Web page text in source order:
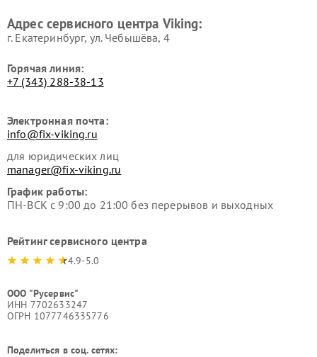
Адрес сервисного центра Viking:
г. Екатеринбург, ул. Чебышёва, 4
Горячая линия:
+7 (343) 288-38-13
Электронная почта:
info@fix-viking.ru
для юридических лиц
manager@fix-viking.ru
График работы:
ПН-ВСК с 9:00 до 21:00 без перерывов и выходных
Рейтинг сервисного центра
4.9-5.0
ООО "Русервис"
ИНН 7702633247
ОГРН 1077746335776
Поделиться в соц. сетях: